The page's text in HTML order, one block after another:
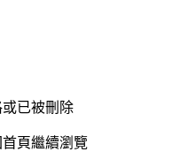
已被刪除
頁繼續瀏覽